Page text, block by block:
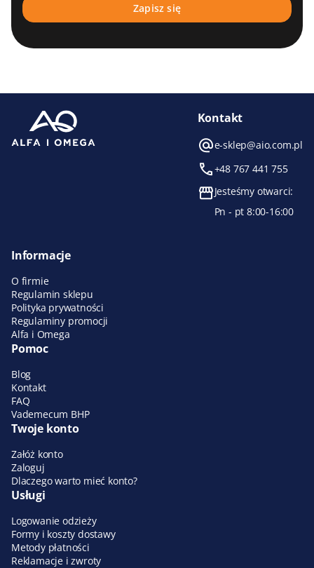
Kontakt
e-sklep@aio.com.pl
+48 767 441 755
Jesteśmy otwarci:
Pn - pt 8:00-16:00
Informacje
O firmie
Regulamin sklepu
Polityka prywatności
Regulaminy promocji
Alfa i Omega
Pomoc
Blog
Kontakt
FAQ
Vademecum BHP
Twoje konto
Załóż konto
Zaloguj
Dlaczego warto mieć konto?
Usługi
Logowanie odzieży
Formy i koszty dostawy
Metody płatności
Reklamacje i zwroty